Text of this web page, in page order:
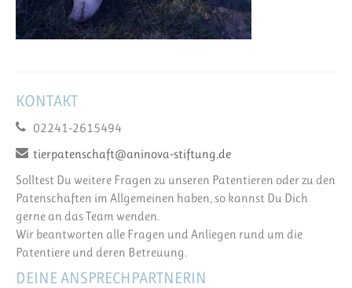
KONTAKT
02241-2615494
tierpatenschaft@aninova-stiftung.de
Solltest Du weitere Fragen zu unseren Patentieren oder zu den
Patenschaften im Allgemeinen haben, so kannst Du Dich
gerne an das Team wenden.
Wir beantworten alle Fragen und Anliegen rund um die
Patentiere und deren Betreuung.
DEINE ANSPRECHPARTNERIN